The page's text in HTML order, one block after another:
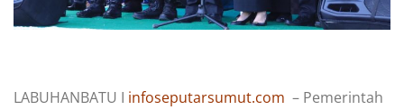
LABUHANBATU I infoseputarsumut.com – Pemerintah